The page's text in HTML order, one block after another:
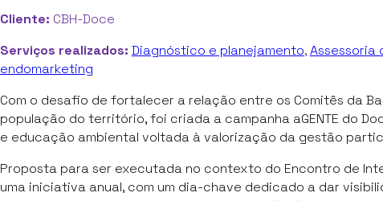
Cliente: CBH-Doce
Serviços realizados: Diagnóstico e planejamento,Assessoria
endomarketing
Com o desafio de fortalecer a relação entre os Comitês da
população do território, foi criada a campanha aGENTE do
e educação ambiental voltada à valorização da gestão
Proposta para ser executada no contexto do Encontro de
uma iniciativa anual, com um dia-chave dedicado a dar